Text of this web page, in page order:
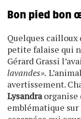
Bon pied bon
Quelques
petite falaise qui
Gérard Grassi
lavandes».
avertissement.
Lysandraorganise
emblématique sur